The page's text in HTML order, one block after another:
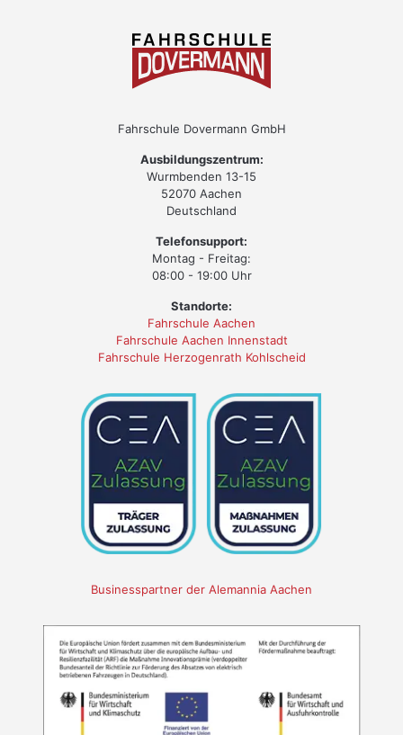
Fahrschule Dovermann GmbH
Ausbildungszentrum:
Wurmbenden 13-15
52070 Aachen
Deutschland
Telefonsupport:
Montag - Freitag:
08:00 - 19:00 Uhr
Standorte:
Fahrschule Aachen
Fahrschule Aachen Innenstadt
Fahrschule Herzogenrath Kohlscheid
Businesspartner der Alemannia Aachen